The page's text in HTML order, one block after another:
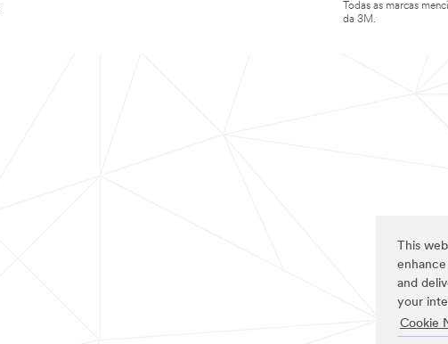
This
and
your
Cookie
Todas as marcas
da 3M.